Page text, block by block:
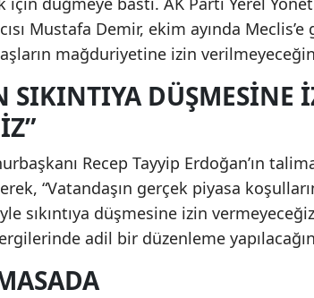
Mustafa Demir, ekim ayında
mağduriyetine izin
SIKINTIYA DÜŞMESINE
Recep Tayyip Erdoğan’ın
“Vatandaşın gerçek piyasa
sıkıntıya düşmesine izin
adil bir düzenleme